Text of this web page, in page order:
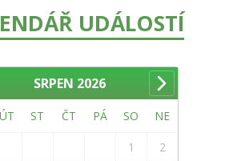
UDÁLOSTÍ
SRPEN 2026
ÚT ST ČT PÁ SO NE
1
2